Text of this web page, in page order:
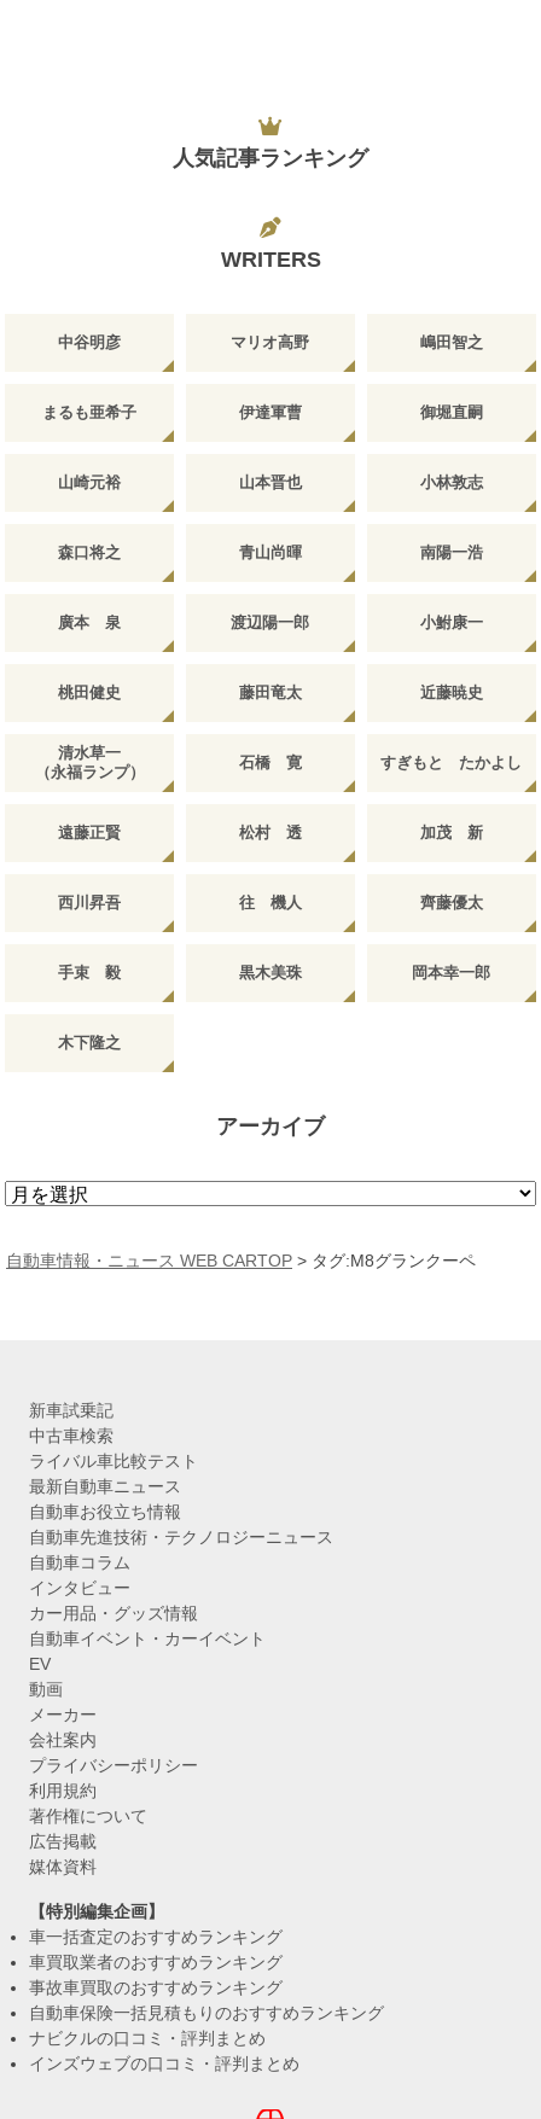
人気記事ランキング
WRITERS
中谷明彦 マリオ高野 嶋田智之
まるも亜希子 伊達軍曹 御堀直嗣
山崎元裕 山本晋也 小林敦志
森口将之 青山尚暉 南陽一浩
廣本 泉 渡辺陽一郎 小鮒康一
桃田健史 藤田竜太 近藤暁史
清水草一
（永福ランプ）
石橋 寛 すぎもと たかよし
遠藤正賢 松村 透 加茂 新
西川昇吾 往 機人 齊藤優太
手束 毅 黒木美珠 岡本幸一郎
木下隆之
アーカイブ
ア
カ
自動車情報・ニュース WEB CARTOP > タグ:M8グランクーペ
新車試乗記
中古車検索
ライバル車比較テスト
最新自動車ニュース
自動車お役立ち情報
自動車先進技術・テクノロジーニュース
自動車コラム
インタビュー
カー用品・グッズ情報
自動車イベント・カーイベント
EV
動画
メーカー
会社案内
プライバシーポリシー
利用規約
著作権について
広告掲載
媒体資料
【特別編集企画】
車一括査定のおすすめランキング
車買取業者のおすすめランキング
事故車買取のおすすめランキング
自動車保険一括見積もりのおすすめランキング
ナビクルの口コミ・評判まとめ
インズウェブの口コミ・評判まとめ